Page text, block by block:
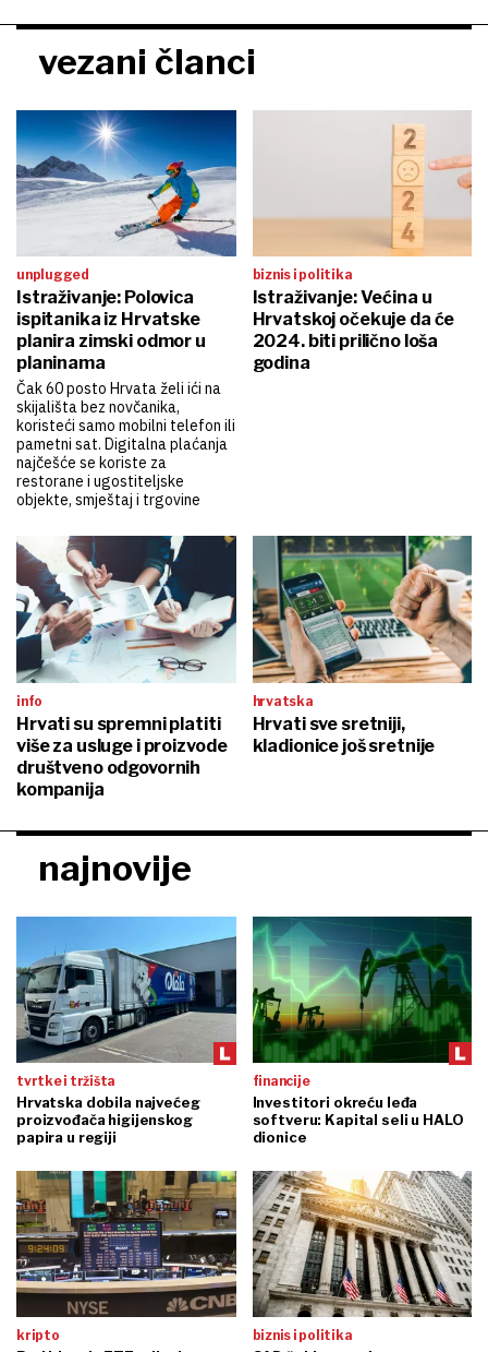
vezani članci
unplugged
Istraživanje: Polovica
ispitanika iz Hrvatske
planira zimski odmor u
planinama
Čak 60 posto Hrvata želi ići na
skijališta bez novčanika,
koristeći samo mobilni telefon ili
pametni sat. Digitalna plaćanja
najčešće se koriste za
restorane i ugostiteljske
objekte, smještaj i trgovine
biznis i politika
Istraživanje: Većina u
Hrvatskoj očekuje da će
2024. biti prilično loša
godina
info
Hrvati su spremni platiti
više za usluge i proizvode
društveno odgovornih
kompanija
hrvatska
Hrvati sve sretniji,
kladionice još sretnije
najnovije
tvrtke i tržišta
Hrvatska dobila najvećeg
proizvođača higijenskog
papira u regiji
financije
Investitori okreću leđa
softveru: Kapital seli u HALO
dionice
kripto biznis i politika